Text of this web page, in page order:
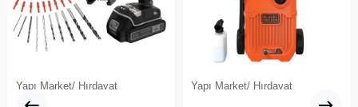
Yapı Market/ Hırdavat Yapı Market/ Hırdavat